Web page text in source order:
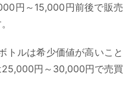
円～15,000円前後で販売
トルは希少価値が高いこと
25,000円～30,000円で売買